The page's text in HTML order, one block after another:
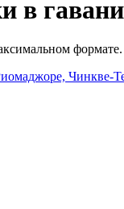
в
формате.